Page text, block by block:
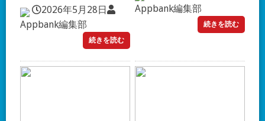
2026年5月28日
Appbank編集部
続きを読む
Appbank編集部
続きを読む